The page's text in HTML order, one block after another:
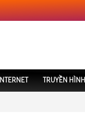
INTERNET TRUYỀN HÌNH